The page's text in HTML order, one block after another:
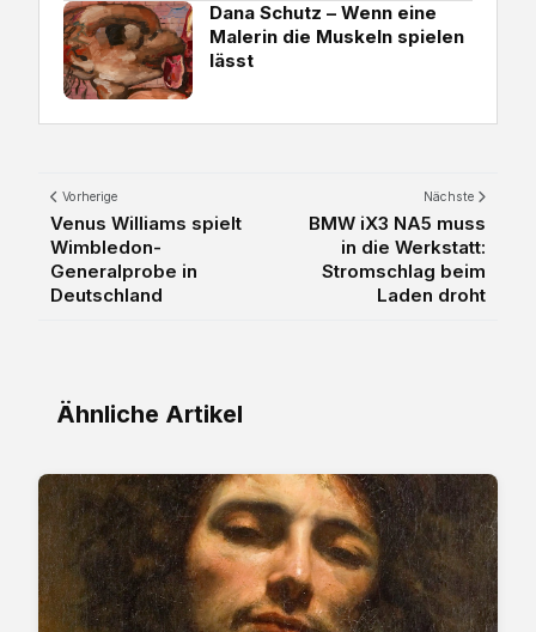
Dana Schutz – Wenn eine
Malerin die Muskeln spielen
lässt
Vorherige
Venus Williams spielt
Wimbledon-
Generalprobe in
Deutschland
Nächste
BMW iX3 NA5 muss
in die Werkstatt:
Stromschlag beim
Laden droht
Ähnliche Artikel